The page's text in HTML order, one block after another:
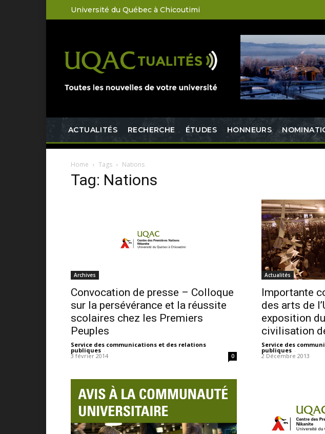
Université du Québec à Chicoutimi
ACTUALITÉS RECHERCHE ÉTUDES HONNEURS
Home Tags Nations
Tag: Nations
Archives
Convocation de presse – Colloque
sur la persévérance et la réussite
scolaires chez les Premiers
Peuples
Service des communications et des relations
publiques -
3 février 2014 0
Actualités
Importante
des arts de
exposition
civilisation
Service des
publiques -
2 Décembre 2013